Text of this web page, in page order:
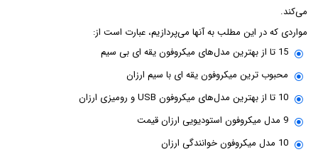
می‌کند.
مواردی که در این مطلب به آنها می‌پردازیم، عبارت است از:
15 تا از بهترین مدل‌های میکروفون یقه ای بی سیم
محبوب ترین میکروفون یقه ای با سیم ارزان
10 تا از بهترین مدل‌های میکروفون USB و رومیزی ارزان
9 مدل میکروفون استودیویی ارزان قیمت
10 مدل میکروفون خوانندگی ارزان